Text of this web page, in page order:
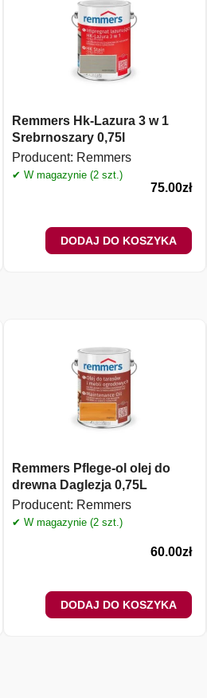
Remmers Hk-Lazura 3 w 1
Srebrnoszary 0,75l
Producent: Remmers
✔ W magazynie (2 szt.)
75.00zł
DODAJ DO KOSZYKA
Remmers Pflege-ol olej do
drewna Daglezja 0,75L
Producent: Remmers
✔ W magazynie (2 szt.)
60.00zł
DODAJ DO KOSZYKA